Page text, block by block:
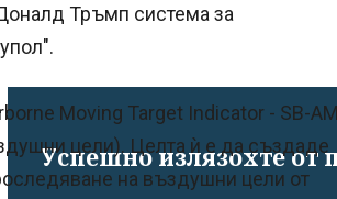
Успешно излязохте от
Тръмп система за
Moving Target Indicator - SB-
цели). Целта ѝ е да създаде
на въздушни цели от